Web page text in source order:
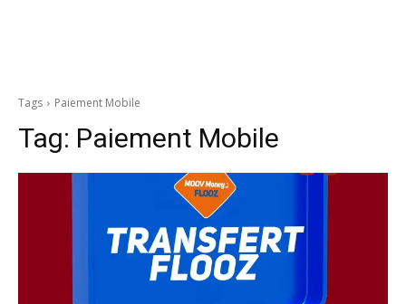
Tags Paiement Mobile
Tag: Paiement Mobile